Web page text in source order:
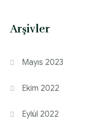
Arşivler
Mayıs 2023
Ekim 2022
Eylül 2022